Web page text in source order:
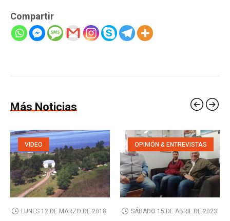
Compartir
Más Noticias
VIDEO
LUNES 12 DE MARZO DE 2018
OPINIÓN & ENTREVISTAS
SÁBADO 15 DE ABRIL DE 2023